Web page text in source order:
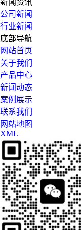
新闻资讯
公司新闻
行业新闻
底部导航
网站首页
关于我们
产品中心
新闻动态
案例展示
联系我们
网站地图
XML